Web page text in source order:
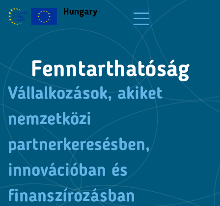
Fenntarthatóság
Vállalkozások, akiket
nemzetközi
partnerkeresésben,
innovációban és
finanszírozásban